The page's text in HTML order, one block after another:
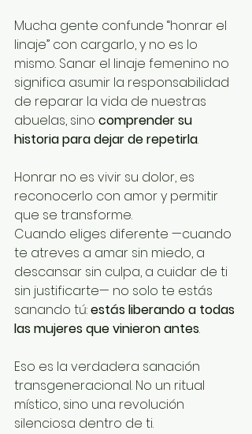
Mucha gente confunde “honrar el
linaje” con cargarlo, y no es lo
mismo. Sanar el linaje femenino no
significa asumir la responsabilidad
de reparar la vida de nuestras
abuelas, sino comprender su
historia para dejar de repetirla.
Honrar no es vivir su dolor, es
reconocerlo con amor y permitir
que se transforme.
Cuando eliges diferente —cuando
te atreves a amar sin miedo, a
descansar sin culpa, a cuidar de ti
sin justificarte— no solo te estás
sanando tú: estás liberando a todas
las mujeres que vinieron antes.
Eso es la verdadera sanación
transgeneracional. No un ritual
místico, sino una revolución
silenciosa dentro de ti.